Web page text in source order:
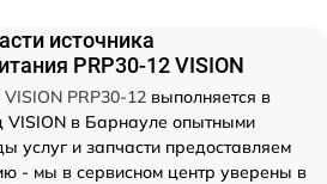
источника
PRP30-12 VISION
PRP30-12 выполняется в
в Барнауле опытными
услуг и запчасти предоставляем
- мы в сервисном центр уверены в